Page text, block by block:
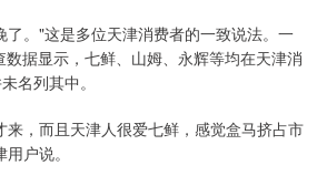
了。"这是多位天津消费者的一致说法。一
据显示，七鲜、山姆、永辉等均在天津消
名列其中。
来，而且天津人很爱七鲜，感觉盒马挤占市
户说。